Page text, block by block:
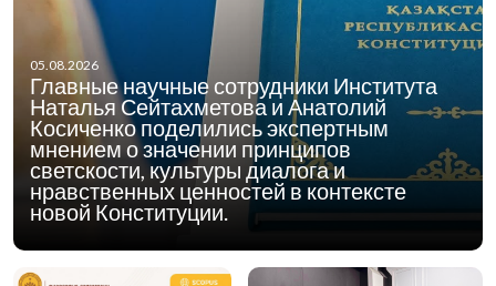
05.08.2026
Главные научные сотрудники Института
Наталья Сейтахметова и Анатолий
Косиченко поделились экспертным
мнением о значении принципов
светскости, культуры диалога и
нравственных ценностей в контексте
новой Конституции.